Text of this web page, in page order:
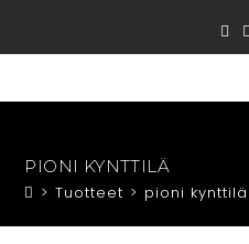
PIONI KYNTTILÄ
> Tuotteet > pioni kynttilä